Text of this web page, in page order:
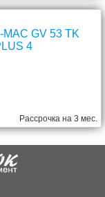
MAC GV 53 TK
4
Рассрочка на 3 мес.